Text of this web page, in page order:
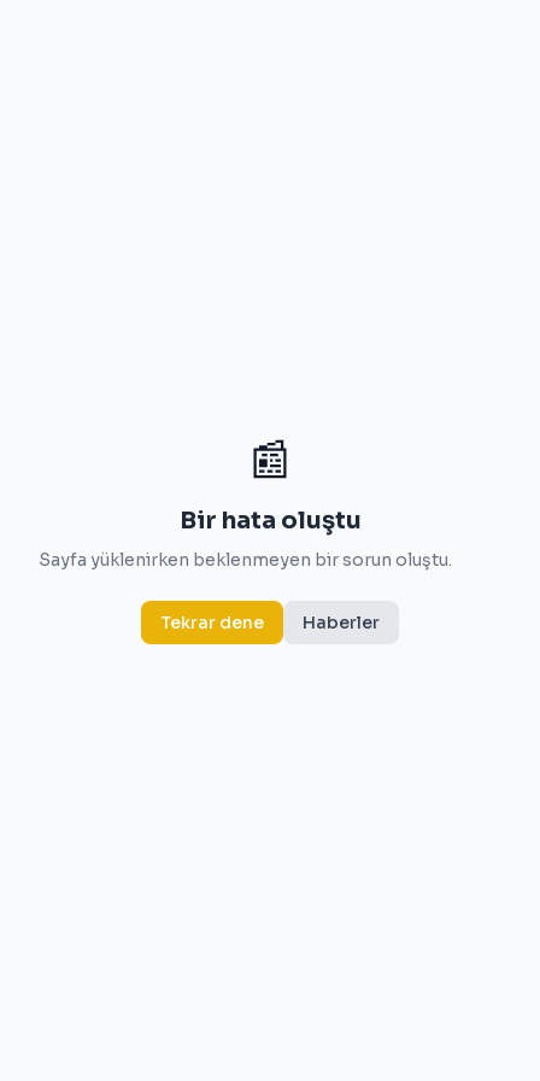
📰
Bir hata oluştu
Sayfa yüklenirken beklenmeyen bir sorun oluştu.
Tekrar dene Haberler